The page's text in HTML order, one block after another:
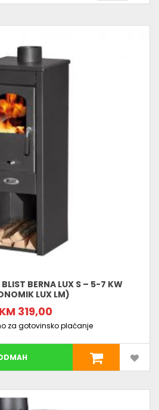
BERNA LUX S – 5-7 KW
LUX LM)
KM 319,00
za gotovinsko plaćanje